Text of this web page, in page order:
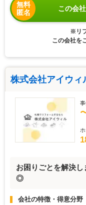
無料
匿名
この会
※リ
この会社を
株式会社アイウィ
お困りごとを解決
◎
会社の特徴・得意分野